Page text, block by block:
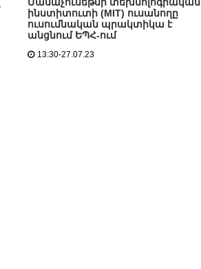
ինստիտուտի (MIT) ուսանողը
ուսումնական պրակտիկա է
անցնում ԵՊՀ-ում
13:30-27.07.23